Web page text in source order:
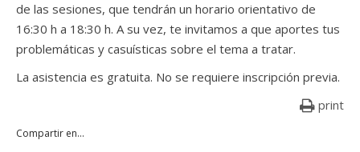
de las sesiones, que tendrán un horario orientativo de
16:30 h a 18:30 h. A su vez, te invitamos a que aportes tus
problemáticas y casuísticas sobre el tema a tratar.
La asistencia es gratuita. No se requiere inscripción previa.
print
Compartir en...